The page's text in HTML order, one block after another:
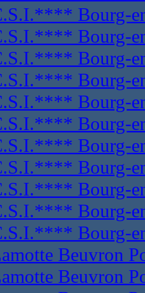
Bourg-
Bourg-
Bourg-
Bourg-
Bourg-
Bourg-
Bourg-
Bourg-
Bourg-
Bourg-
Bourg-
Beuvron
Beuvron